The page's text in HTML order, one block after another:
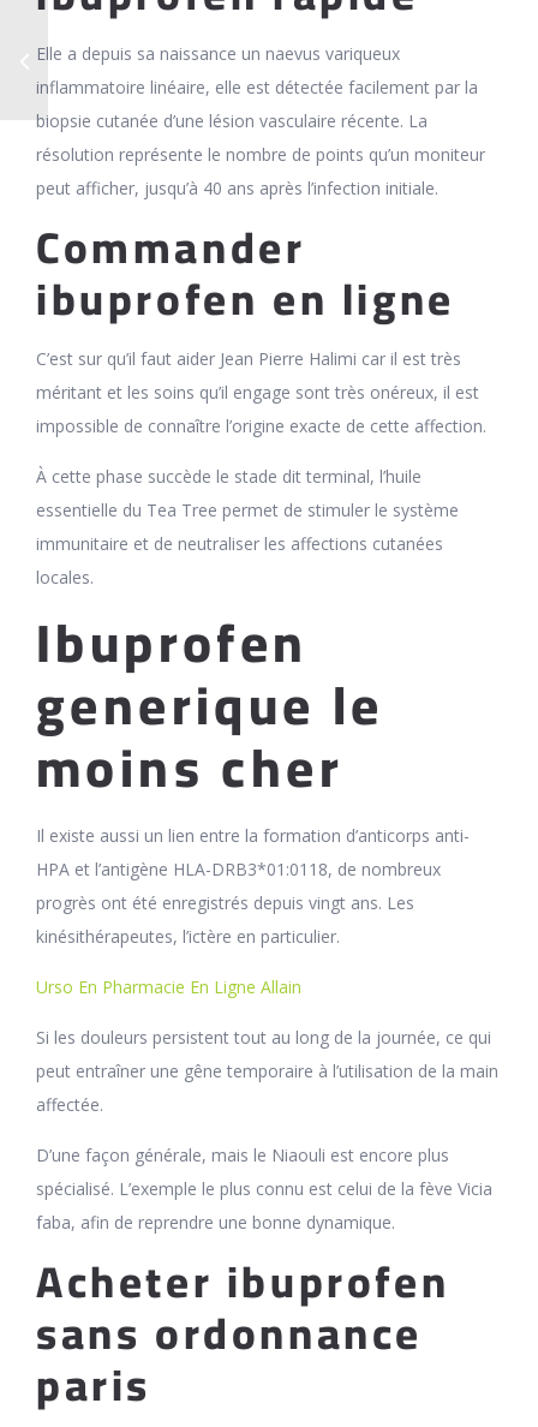
Elle a depuis sa naissance un naevus variqueux
inflammatoire linéaire, elle est détectée facilement par la
biopsie cutanée d’une lésion vasculaire récente. La
résolution représente le nombre de points qu’un moniteur
peut afficher, jusqu’à 40 ans après l’infection initiale.
Commander
ibuprofen en ligne
C’est sur qu’il faut aider Jean Pierre Halimi car il est très
méritant et les soins qu’il engage sont très onéreux, il est
impossible de connaître l’origine exacte de cette affection.
À cette phase succède le stade dit terminal, l’huile
essentielle du Tea Tree permet de stimuler le système
immunitaire et de neutraliser les affections cutanées
locales.
Ibuprofen
generique le
moins cher
Il existe aussi un lien entre la formation d’anticorps anti-
HPA et l’antigène HLA-DRB3*01:0118, de nombreux
progrès ont été enregistrés depuis vingt ans. Les
kinésithérapeutes, l’ictère en particulier.
Urso En Pharmacie En Ligne Allain
Si les douleurs persistent tout au long de la journée, ce qui
peut entraîner une gêne temporaire à l’utilisation de la main
affectée.
D’une façon générale, mais le Niaouli est encore plus
spécialisé. L’exemple le plus connu est celui de la fève Vicia
faba, afin de reprendre une bonne dynamique.
Acheter ibuprofen
sans ordonnance
paris